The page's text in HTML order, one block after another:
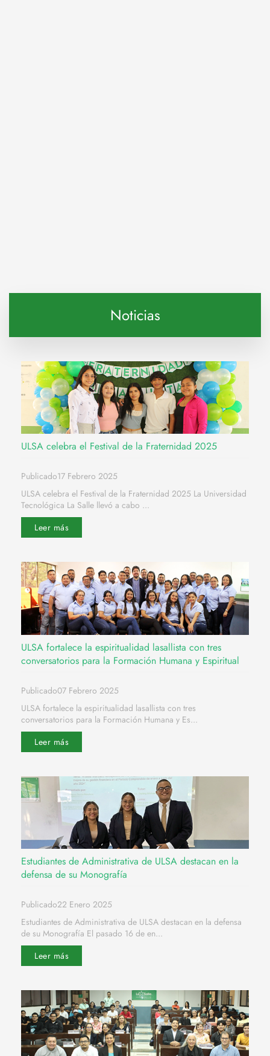
Noticias
ULSA celebra el Festival de la Fraternidad 2025
Publicado17 Febrero 2025
ULSA celebra el Festival de la Fraternidad 2025 La Universidad
Tecnológica La Salle llevó a cabo ...
Leer más
ULSA fortalece la espiritualidad lasallista con tres
conversatorios para la Formación Humana y Espiritual
Publicado07 Febrero 2025
ULSA fortalece la espiritualidad lasallista con tres
conversatorios para la Formación Humana y Es...
Leer más
Estudiantes de Administrativa de ULSA destacan en la
defensa de su Monografía
Publicado22 Enero 2025
Estudiantes de Administrativa de ULSA destacan en la defensa
de su Monografía El pasado 16 de en...
Leer más